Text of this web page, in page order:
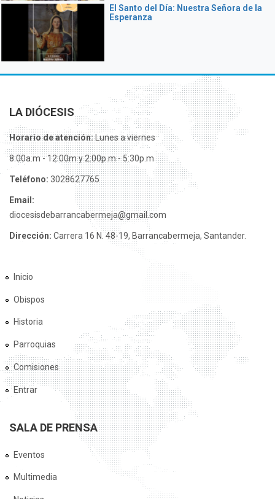
El Santo del Día: Nuestra Señora de la
Esperanza
LA DIÓCESIS
Horario de atención:Lunes a viernes
8:00a.m - 12:00m y 2:00p.m - 5:30p.m
Teléfono: 3028627765
Email:
diocesisdebarrancabermeja@gmail.com
Dirección: Carrera 16 N. 48-19, Barrancabermeja, Santander.
Inicio
Obispos
Historia
Parroquias
Comisiones
Entrar
SALA DE PRENSA
Eventos
Multimedia